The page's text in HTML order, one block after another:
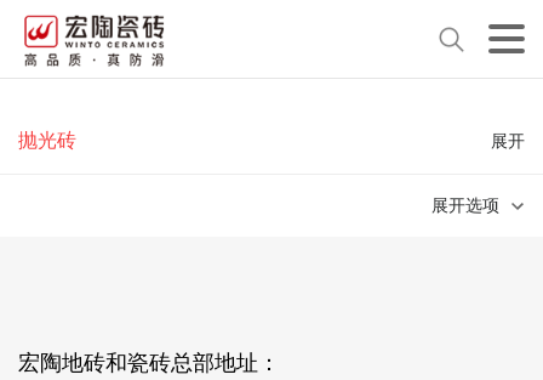
抛光砖 展开
展开选项
宏陶地砖和瓷砖总部地址：